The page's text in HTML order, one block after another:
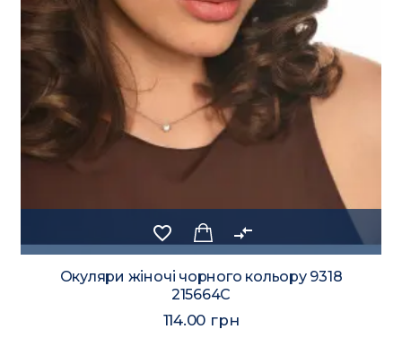
favorite_border compare_arrows
Окуляри жіночі чорного кольору 9318
215664C
114.00 грн